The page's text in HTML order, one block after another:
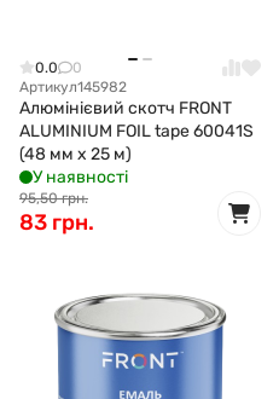
0.0
0
Артикул145982
Алюмінієвий скотч FRONT
ALUMINIUM FOIL tape 60041S
(48 мм x 25 м)
У наявності
95,50 грн.
83 грн.